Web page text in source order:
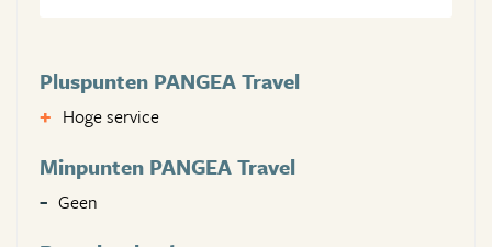
Pluspunten PANGEA Travel
Hoge service
Minpunten PANGEA Travel
Geen